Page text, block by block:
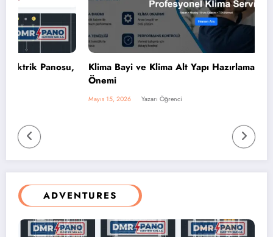
Klima Bayi ve Klima Alt Yapı Hazırlama Sürecinin
Yazarı Öğrenci
ADVENTURES